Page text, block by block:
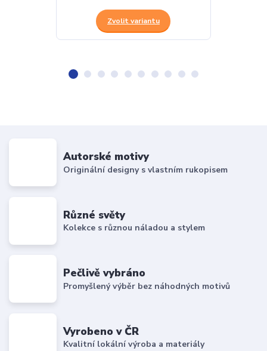
Zvolit variantu
Autorské motivy
Originální designy s vlastním rukopisem
Různé světy
Kolekce s různou náladou a stylem
Pečlivě vybráno
Promyšlený výběr bez náhodných motivů
Vyrobeno v ČR
Kvalitní lokální výroba a materiály